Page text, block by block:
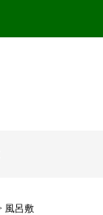
風呂敷